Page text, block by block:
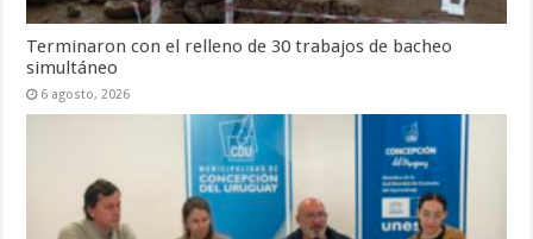
Terminaron con el relleno de 30 trabajos de bacheo
simultáneo
6 agosto, 2026